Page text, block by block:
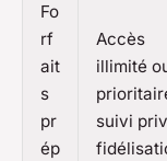
Fo
rf
ait
s
pr
ép
Accès
illimité
suivi